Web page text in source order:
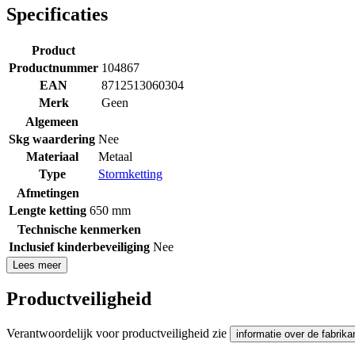
Specificaties
Product
Productnummer 104867
EAN
8712513060304
Merk
Geen
Algemeen
Skg waardering Nee
Materiaal
Metaal
Type
Stormketting
Afmetingen
Lengte ketting 650 mm
Technische kenmerken
Inclusief kinderbeveiliging Nee
Lees meer
Productveiligheid
Verantwoordelijk voor productveiligheid zie informatie over de